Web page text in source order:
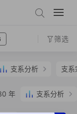
筛选
支系分析 支系
年 支系分析